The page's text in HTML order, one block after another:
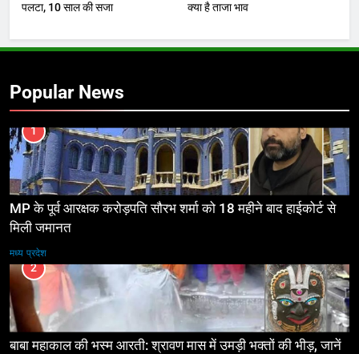
पलटा, 10 साल की सजा
क्या है ताजा भाव
Popular News
1
MP के पूर्व आरक्षक करोड़पति सौरभ शर्मा को 18 महीने बाद हाईकोर्ट से
मिली जमानत
मध्य प्रदेश
2
बाबा महाकाल की भस्म आरती: श्रावण मास में उमड़ी भक्तों की भीड़, जानें